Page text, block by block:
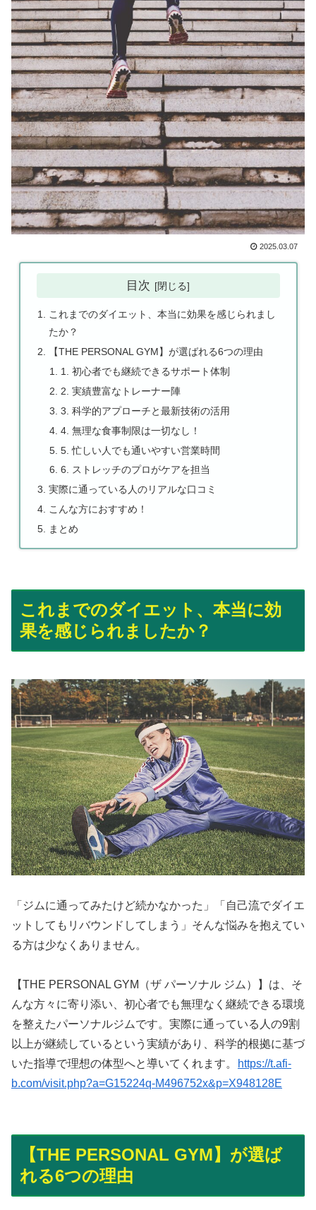
2025.03.07
目次
これまでのダイエット、本当に効果を感じられまし
たか？
【THE PERSONAL GYM】が選ばれる6つの理由
1. 初心者でも継続できるサポート体制
2. 実績豊富なトレーナー陣
3. 科学的アプローチと最新技術の活用
4. 無理な食事制限は一切なし！
5. 忙しい人でも通いやすい営業時間
6. ストレッチのプロがケアを担当
実際に通っている人のリアルな口コミ
こんな方におすすめ！
まとめ
これまでのダイエット、本当に効
果を感じられましたか？
「ジムに通ってみたけど続かなかった」「自己流でダイエ
ットしてもリバウンドしてしまう」そんな悩みを抱えてい
る方は少なくありません。
【THE PERSONAL GYM（ザ パーソナル ジム）】は、そ
んな方々に寄り添い、初心者でも無理なく継続できる環境
を整えたパーソナルジムです。実際に通っている人の9割
以上が継続しているという実績があり、科学的根拠に基づ
いた指導で理想の体型へと導いてくれます。
https://t.afi-
b.com/visit.php?a=G15224q-M496752x&p=X948128E
【THE PERSONAL GYM】が選ば
れる6つの理由